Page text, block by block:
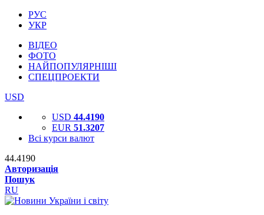
РУС
УКР
ВІДЕО
ФОТО
НАЙПОПУЛЯРНІШІ
СПЕЦПРОЕКТИ
USD
USD 44.4190
EUR 51.3207
Всі курси валют
44.4190
Авторизація
Пошук
RU